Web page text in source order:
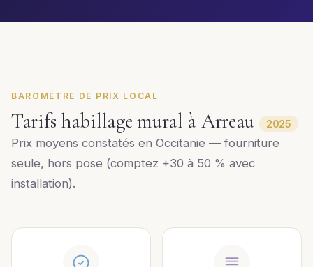
BAROMÈTRE DE PRIX LOCAL
Tarifs habillage mural à Arreau 2025
Prix moyens constatés en Occitanie — fourniture
seule, hors pose (comptez +30 à 50 % avec
installation).